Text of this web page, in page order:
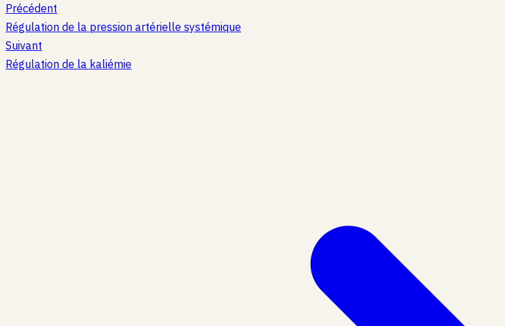
Précédent
Régulation de la pression artérielle systémique
Suivant
Régulation de la kaliémie